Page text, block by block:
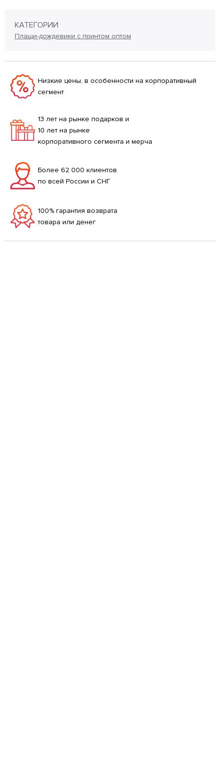
КАТЕГОРИИ
Плащи-дождевики с принтом оптом
Низкие цены, в особенности на корпоративный
сегмент
13 лет на рынке подарков и
10 лет на рынке
корпоративного сегмента и мерча
Более 62 000 клиентов
по всей России и СНГ
100% гарантия возврата
товара или денег